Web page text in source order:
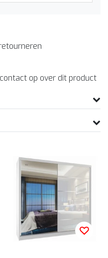
op over dit product